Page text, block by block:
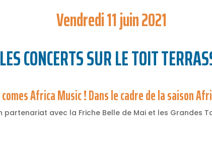
Vendredi 11 juin 2021
LES CONCERTS SUR LE TOIT
Africa Music ! Dans le cadre de la saison
partenariat avec la Friche Belle de Mai et les Grandes